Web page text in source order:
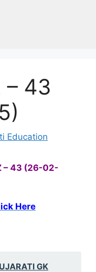
– 43
Education
– 43 (26-02-
Here
GK